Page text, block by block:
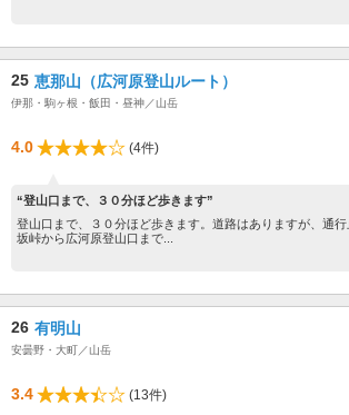
25 恵那山（広河原登山ルート）
伊那・駒ヶ根・飯田・昼神／山岳
4.0 (4件)
“登山口まで、３０分ほど歩きます”
登山口まで、３０分ほど歩きます。道路はありますが、通
坂峠から広河原登山口まで...
26 有明山
安曇野・大町／山岳
3.4
(13件)